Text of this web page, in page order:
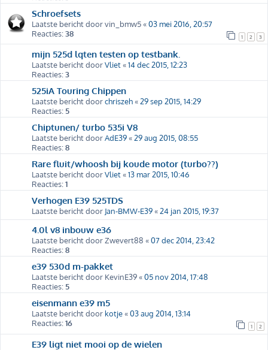
Schroefsets
Laatste bericht doorvin_bmw5«03 mei 2016, 20:57
Reacties:38 1 2 3
mijn 525d lqten testen op testbank.
Laatste bericht doorVliet«14 dec 2015, 12:23
Reacties:3
525iA Touring Chippen
Laatste bericht doorchriszeh«29 sep 2015, 14:29
Reacties: 5
Chiptunen/ turbo 535i V8
Laatste bericht doorAdE39«29 aug 2015, 08:55
Reacties:8
Rare fluit/whoosh bij koude motor (turbo??)
Laatste bericht doorVliet«13 mar 2015, 10:46
Reacties:1
Verhogen E39 525TDS
Laatste bericht door Jan-BMW-E39«24 jan 2015, 19:37
4.0l v8 inbouw e36
Laatste bericht doorZwevert88 «07 dec 2014, 23:42
Reacties:8
e39 530d m-pakket
Laatste bericht door KevinE39«05 nov 2014, 17:48
Reacties: 5
eisenmann e39 m5
Laatste bericht door kotje«03 aug 2014, 13:14
Reacties:16 1 2
E39 ligt niet mooi op de wielen